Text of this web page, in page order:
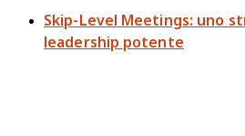
Skip-Level Meetings: uno
leadership potente